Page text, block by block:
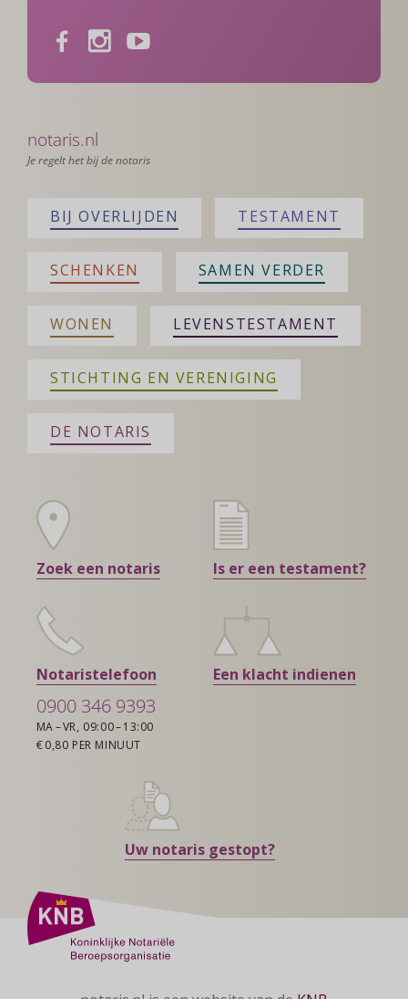
FacebookInstagramYoutube
notaris.nl
Je regelt het bij de notaris
BIJ OVERLIJDEN TESTAMENT
SCHENKEN SAMEN VERDER
WONEN LEVENSTESTAMENT
STICHTING EN VERENIGING
DE NOTARIS
Zoek een notaris Is er een testament?
Notaristelefoon
0900 346 9393
MA – VR, 09:00 – 13:00
€ 0,80 PER MINUUT
Een klacht indienen
Uw notaris gestopt?